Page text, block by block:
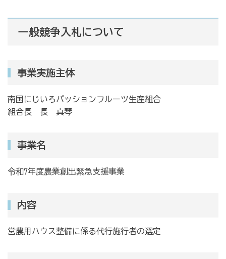
一般競争入札について
事業実施主体
南国にじいろパッションフルーツ生産組合
組合長 長 真琴
事業名
令和7年度農業創出緊急支援事業
内容
営農用ハウス整備に係る代行施行者の選定